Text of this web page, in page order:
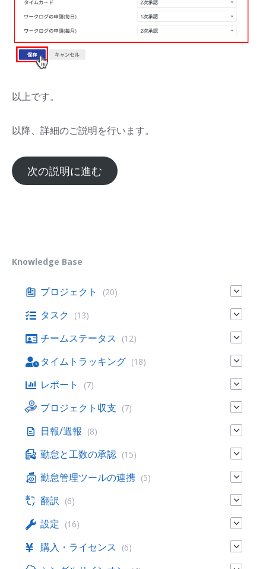
以上です。
以降、詳細のご説明を行います。
次の説明に進む
Knowledge Base
プロジェクト (20)
タスク (13)
チームステータス (12)
タイムトラッキング (18)
レポート (7)
プロジェクト収支 (7)
日報/週報 (8)
勤怠と工数の承認 (15)
勤怠管理ツールの連携 (5)
翻訳 (6)
設定 (16)
購入・ライセンス (6)